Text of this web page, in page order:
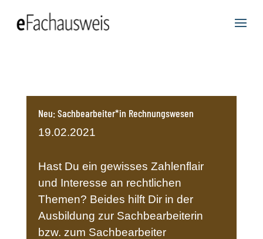
Neu: Sachbearbeiter*in Rechnungswesen
19.02.2021
Hast Du ein gewisses Zahlenflair
und Interesse an rechtlichen
Themen? Beides hilft Dir in der
Ausbildung zur Sachbearbeiterin
bzw. zum Sachbearbeiter